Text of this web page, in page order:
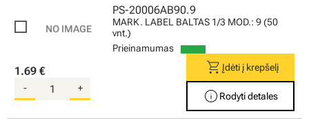
PS-20006AB90.9
MARK. LABEL BALTAS 1/3 MOD.: 9 (50
vnt.)
Prieinamumas
1.69 €
- +
shopping_cartĮdėti į krepšelį
info Rodyti detales